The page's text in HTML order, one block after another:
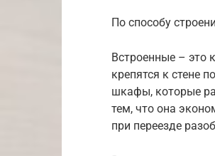
По способу
Встроенные – это
крепятся к стене
шкафы, которые
тем, что она
при переезде